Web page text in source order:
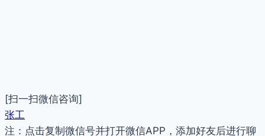
[扫一扫微信咨询]
张工
注：点击复制微信号并打开微信APP，添加好友后进行聊